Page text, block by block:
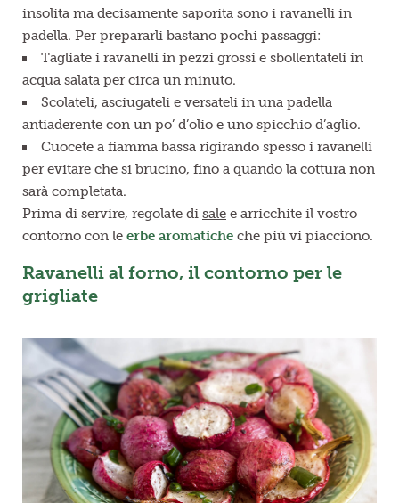
insolita ma decisamente saporita sono i ravanelli in
padella. Per prepararli bastano pochi passaggi:
Tagliate i ravanelli in pezzi grossi e sbollentateli in
acqua salata per circa un minuto.
Scolateli, asciugateli e versateli in una padella
antiaderente con un po’ d’olio e uno spicchio d’aglio.
Cuocete a fiamma bassa rigirando spesso i ravanelli
per evitare che si brucino, fino a quando la cottura non
sarà completata.
Prima di servire, regolate di sale e arricchite il vostro
contorno con le erbe aromatiche che più vi piacciono.
Ravanelli al forno, il contorno per le
grigliate